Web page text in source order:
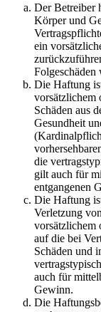
Der Betreiber
Körper und
ein
Folgeschäden
Die Haftung
vorsätzlichem
Schäden aus
Gesundheit
die
gilt auch für
entgangenen
Die Haftung
Verletzung
vorsätzlichem
auf die bei
Schäden und
auch für
Gewinn.
Die